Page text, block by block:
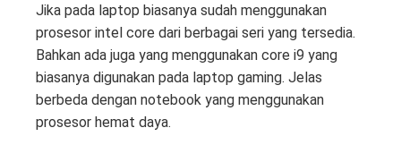
Jika pada laptop biasanya sudah menggunakan
prosesor intel core dari berbagai seri yang tersedia.
Bahkan ada juga yang menggunakan core i9 yang
biasanya digunakan pada laptop gaming. Jelas
berbeda dengan notebook yang menggunakan
prosesor hemat daya.